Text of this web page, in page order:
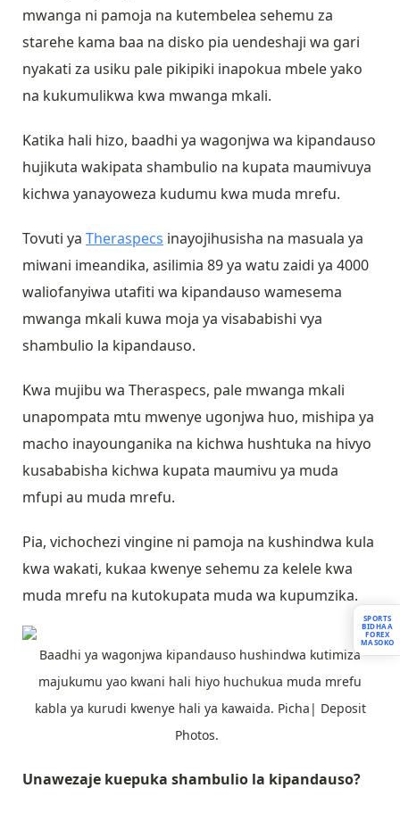
mwanga ni pamoja na kutembelea sehemu za
starehe kama baa na disko pia uendeshaji wa gari
nyakati za usiku pale pikipiki inapokua mbele yako
na kukumulikwa kwa mwanga mkali.
Katika hali hizo, baadhi ya wagonjwa wa kipandauso
hujikuta wakipata shambulio na kupata maumivuya
kichwa yanayoweza kudumu kwa muda mrefu.
Tovuti ya Theraspecs inayojihusisha na masuala ya
miwani imeandika, asilimia 89 ya watu zaidi ya 4000
waliofanyiwa utafiti wa kipandauso wamesema
mwanga mkali kuwa moja ya visababishi vya
shambulio la kipandauso.
Kwa mujibu wa Theraspecs, pale mwanga mkali
unapompata mtu mwenye ugonjwa huo, mishipa ya
macho inayounganika na kichwa hushtuka na hivyo
kusababisha kichwa kupata maumivu ya muda
mfupi au muda mrefu.
Pia, vichochezi vingine ni pamoja na kushindwa kula
kwa wakati, kukaa kwenye sehemu za kelele kwa
muda mrefu na kutokupata muda wa kupumzika.
Baadhi ya wagonjwa kipandauso hushindwa kutimiza
majukumu yao kwani hali hiyo huchukua muda mrefu
kabla ya kurudi kwenye hali ya kawaida. Picha| Deposit
Photos.
Unawezaje kuepuka shambulio la kipandauso?
SPORTS
BIDHAA
FOREX
MASOKO